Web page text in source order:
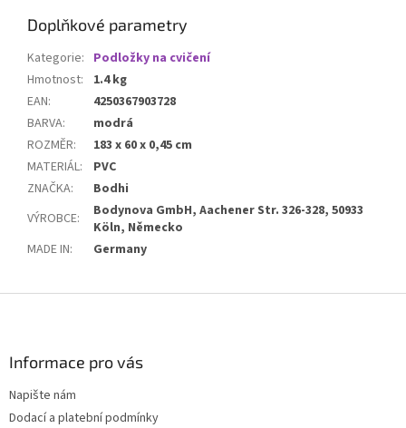
Doplňkové parametry
Kategorie: Podložky na cvičení
Hmotnost:
1.4 kg
EAN:
4250367903728
BARVA:
modrá
ROZMĚR:
183 x 60 x 0,45 cm
MATERIÁL:
PVC
ZNAČKA:
Bodhi
VÝROBCE:
Bodynova GmbH, Aachener Str. 326-328, 50933
Köln, Německo
MADE IN: Germany
Informace pro vás
Napište nám
Dodací a platební podmínky